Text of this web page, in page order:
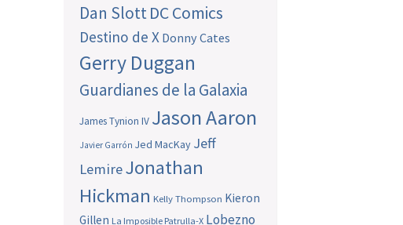
Dan SlottDC Comics
Destino de X Donny Cates
Gerry Duggan
Guardianes de la Galaxia
James Tynion IV Jason Aaron
Javier Garrón Jed MacKay Jeff
LemireJonathan
Hickman Kelly Thompson Kieron
Gillen La Imposible Patrulla-X Lobezno